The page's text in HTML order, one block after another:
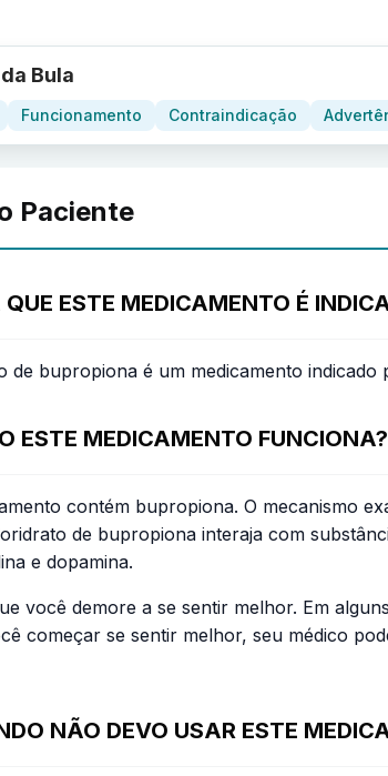
Bula
Funcionamento Contraindicação
Paciente
QUE ESTE MEDICAMENTO É
de bupropiona é um medicamento indicado
ESTE MEDICAMENTO FUNCIONA?
contém bupropiona. O mecanismo
de bupropiona interaja com
e dopamina.
você demore a se sentir melhor. Em
começar se sentir melhor, seu médico
NÃO DEVO USAR ESTE